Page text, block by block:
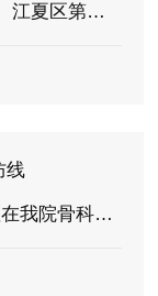
【以赛促学强本领 以练为战砺精兵】 江夏区第一人民医院(协和江南医院)2025年度“5·12护士节”护理技能竞赛圆满举行
线
院骨科开展